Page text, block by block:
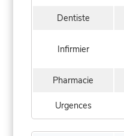
Dentiste
Infirmier
Pharmacie
Urgences